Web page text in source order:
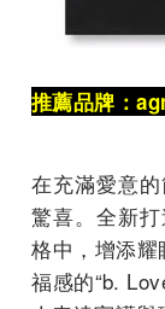
推薦品牌：
在充滿愛意
驚喜。全新
格中，增添耀
福感的“b.